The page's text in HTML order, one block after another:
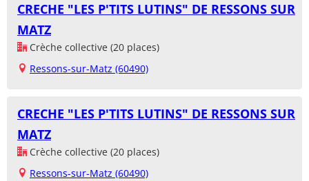
CRECHE "LES P'TITS LUTINS" DE RESSONS SUR
MATZ
Crèche collective (20 places)
Ressons-sur-Matz (60490)
CRECHE "LES P'TITS LUTINS" DE RESSONS SUR
MATZ
Crèche collective (20 places)
Ressons-sur-Matz (60490)